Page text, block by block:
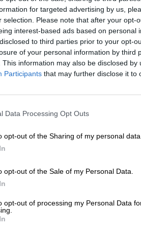
for targeted advertising by us,
selection. Please note that after your opt-
interest-based ads based on personal
to third parties prior to your opt-
of your personal information by third
This information may also be disclosed
Participants that may further disclose it to
Data Processing Opt Outs
opt-out of the Sharing of my personal data.
opt-out of the Sale of my Personal Data.
opt-out of processing my Personal Data
una“falta de datos”según ha
solo una mesa
tres o más miembros
al menos un recambio.
miembros suficientes
elecciones sin
comentado Peña en su
PROBLEMES.